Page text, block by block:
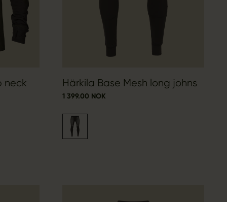
neck Härkila Base Mesh long johns
1 399.00 NOK